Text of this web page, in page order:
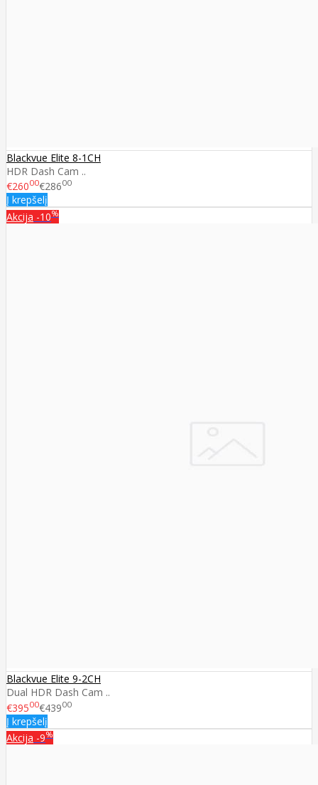
Blackvue Elite 8-1CH
HDR Dash Cam ..
€26000€28600
Į krepšelį
Akcija -10%
Blackvue Elite 9-2CH
Dual HDR Dash Cam ..
€39500€43900
Į krepšelį
Akcija -9%